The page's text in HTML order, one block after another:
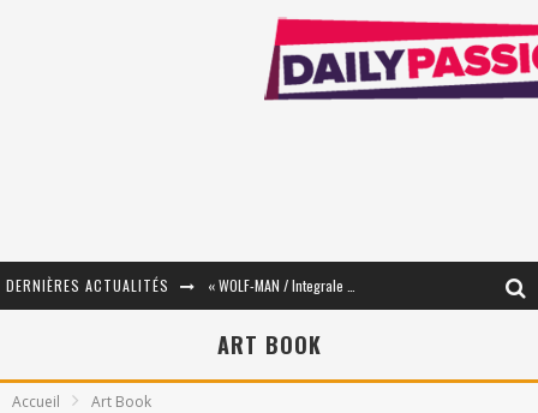
DERNIÈRES ACTUALITÉS
« The Broken Ring / This Mariage Will Fail Anyway » (Tome 2) – Préparer sa vengeance…
ART BOOK
Accueil Art Book